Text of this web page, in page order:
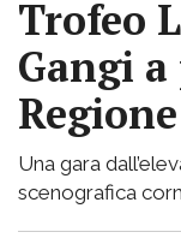
Trofeo
Gangi
Una gara
scenografica